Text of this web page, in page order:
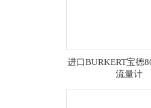
进口BURKERT宝德
流量计